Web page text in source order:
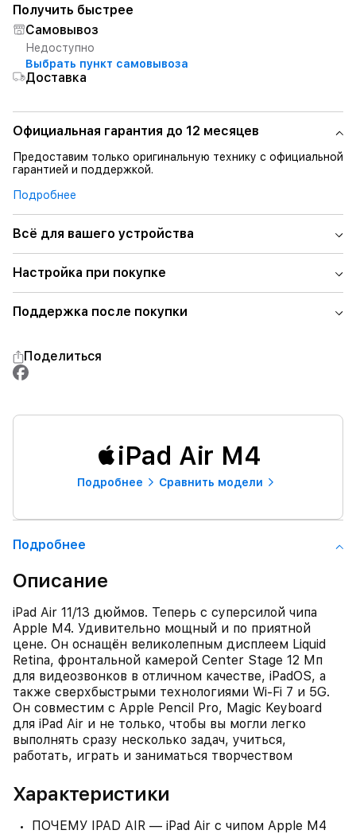
Получить быстрее
Самовывоз
Недоступно
Выбрать пункт самовывоза
Доставка
Официальная гарантия до 12 месяцев
Предоставим только оригинальную технику с официальной
гарантией и поддержкой.
Подробнее
Всё для вашего устройства
Настройка при покупке
Поддержка после покупки
Поделиться
iPad Air M4
Подробнее Сравнить модели
Подробнее
Описание
iPad Air 11/13 дюймов. Теперь с суперсилой чипа
Apple M4. Удивительно мощный и по приятной
цене. Он оснащён великолепным дисплеем Liquid
Retina, фронтальной камерой Center Stage 12 Мп
для видеозвонков в отличном качестве, iPadOS, а
также сверхбыстрыми технологиями Wi‑Fi 7 и 5G.
Он совместим с Apple Pencil Pro, Magic Keyboard
для iPad Air и не только, чтобы вы могли легко
выполнять сразу несколько задач, учиться,
работать, играть и заниматься творчеством
Характеристики
ПОЧЕМУ IPAD AIR — iPad Air с чипом Apple M4